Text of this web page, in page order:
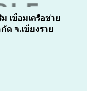
เชื่อมเครือข่าย
ด จ.เชียงราย